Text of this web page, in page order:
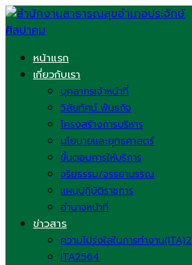
Skip
to
หน้าแรก
เกี่ยวกับเรา
บุคลากรเจ้าหน้าที่
วิสัยทัศน์ พันธกิจ
โครงสร้างการบริหาร
นโยบายและยุทธศาสตร์
ขั้นตอนการให้บริการ
จริยธรรม/จรรยาบรรณ
แผนปฏิบัติราชการ
อำนาจหน้าที่
ข่าวสาร
ความโปร่งใสในการทำงาน(ITA)2
ITA2564